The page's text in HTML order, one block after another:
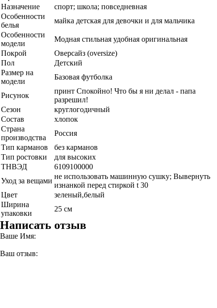
Назначение
спорт; школа; повседневная
Особенности
белья
майка детская для девочки и для мальчика
Особенности
модели
Модная стильная удобная оригинальная
Покрой
Оверсайз (oversize)
Пол
Детский
Размер на
модели
Базовая футболка
Рисунок
принт Спокойно! Что бы я ни делал - папа
разрешил!
Сезон
круглогодичный
Состав
хлопок
Страна
производства
Россия
Тип карманов
без карманов
Тип ростовки
для высоких
ТНВЭД
6109100000
Уход за вещами
не использовать машинную сушку; Вывернуть
изнанкой перед стиркой t 30
Цвет
зеленый,белый
Ширина
упаковки
25 см
Написать отзыв
Ваше Имя:
Ваш отзыв: